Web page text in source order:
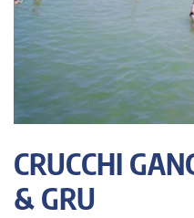
CRUCCHI
& GRU